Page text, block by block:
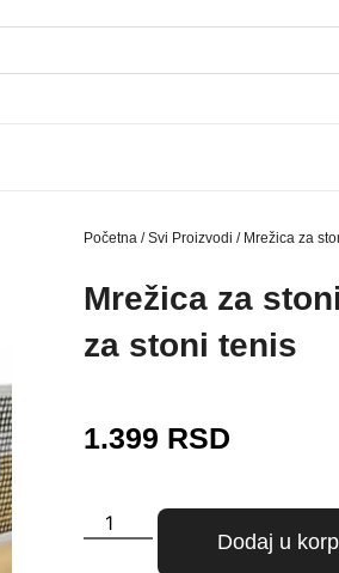
Početna /Svi Proizvodi / Mrežica za
Mrežica za
za stoni tenis
1.399 RSD
Dodaj u